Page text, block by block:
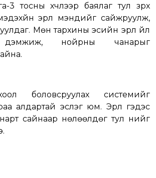
3 тосны хүчлээр баялаг тул зүрх
эрүүл мэндийг сайжруулж,
Мөн тархины эсийн эрүүл үйл
дэмжиж, нойрны чанарыг
боловсруулах системийг
алдартай эслэг юм. Эрүүл гэдэс
сайнаар нөлөөлдөг тул үүнийг